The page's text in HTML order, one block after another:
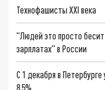
Технофашисты XXI века
"Людей это просто
зарплатах" в России
С 1 декабря в
8,5%